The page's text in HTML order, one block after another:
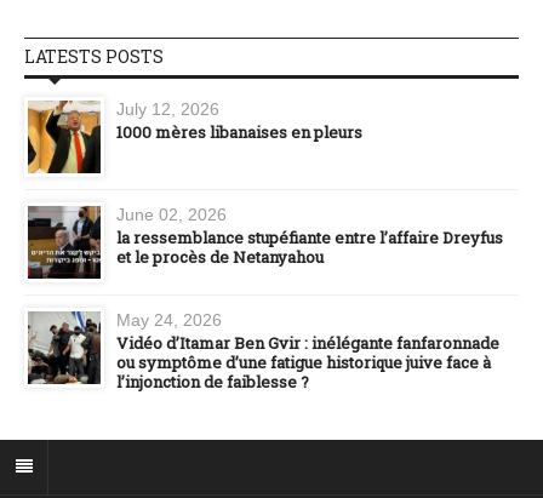
LATESTS POSTS
July 12, 2026
1000 mères libanaises en pleurs
June 02, 2026
la ressemblance stupéfiante entre l’affaire Dreyfus
et le procès de Netanyahou
May 24, 2026
Vidéo d’Itamar Ben Gvir : inélégante fanfaronnade
ou symptôme d’une fatigue historique juive face à
l’injonction de faiblesse ?